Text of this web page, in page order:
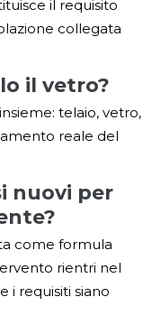
il requisito
collegata
il vetro?
telaio, vetro,
reale del
nuovi per
come formula
rientri nel
i requisiti siano